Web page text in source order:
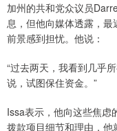
加州的共和党众议员
息，但他向媒体透露，
前景感到担忧。他说：
“过去两天，我看到几乎
说，试图保住资金。”
Issa表示，他向这些焦虑
拨款项目细节和理由，他